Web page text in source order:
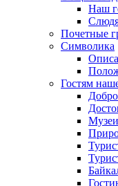
Наш
Почетные
Символика
Гостям
Музеи